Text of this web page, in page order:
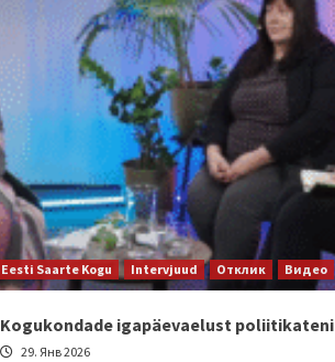
Eesti Saarte Kogu Intervjuud Отклик Видео
Kogukondade igapäevaelust poliitikateni
29. Янв 2026